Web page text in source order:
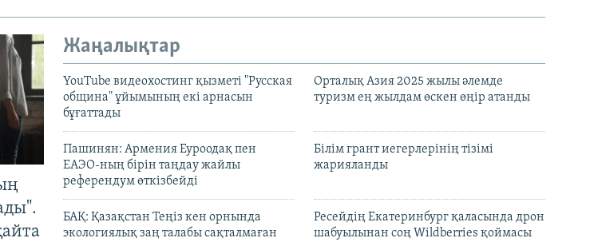
Жаңалықтар
YouTube видеохостинг қызметі "Русская
община" ұйымының екі арнасын
бұғаттады
Орталық Азия 2025 жылы әлемде
туризм ең жылдам өскен өңір атанды
Пашинян: Армения Еуроодақ пен
ЕАЭО-ның бірін таңдау жайлы
референдум өткізбейді
Білім грант иегерлерінің тізімі
жарияланды
БАҚ: Қазақстан Теңіз кен орнында
экологиялық заң талабы сақталмаған
Ресейдің Екатеринбург қаласында дрон
шабуылынан соң Wildberries қоймасы